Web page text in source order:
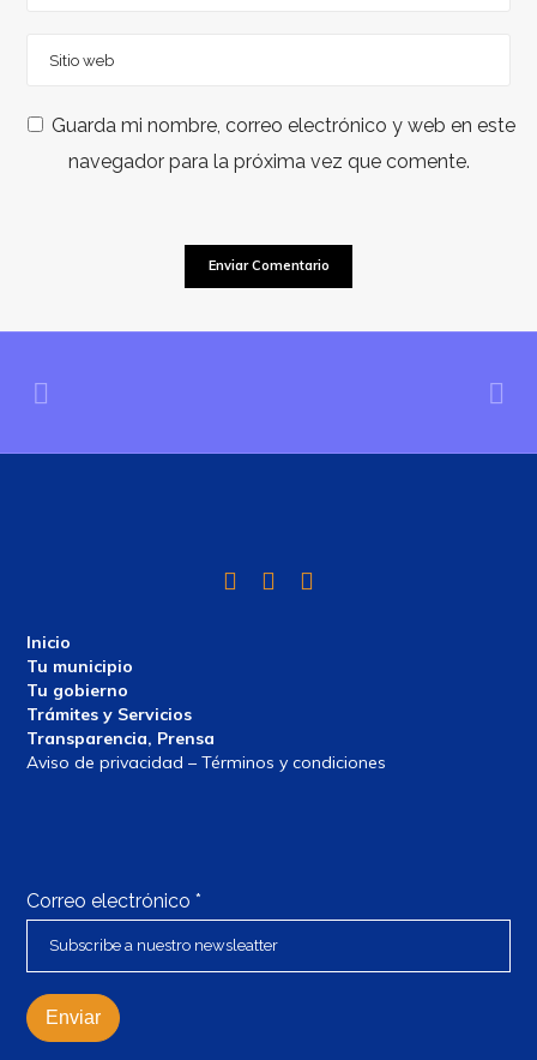
Guarda mi nombre, correo electrónico y web en este
navegador para la próxima vez que comente.
Inicio
Tu municipio
Tu gobierno
Trámites y Servicios
Transparencia, Prensa
Aviso de privacidad – Términos y condiciones
Correo electrónico*
Enviar